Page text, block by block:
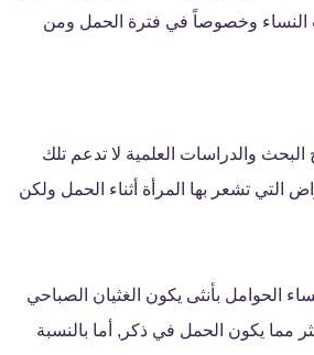
النساء وخصوصاً في فترة الحمل ومن
والدراسات العلمية لا تدعم تلك
التي تشعر بها المرأة أثناء الحمل ولكن
ولكن الناس يدعون أن النساء الحوامل بأنثى يكون الغثيان الصباحي
مما يكون الحمل في ذكر, أما بالنسبة